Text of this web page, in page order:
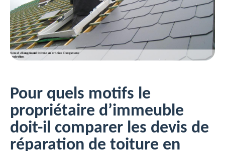
Pour quels motifs le
propriétaire d’immeuble
doit-il comparer les devis de
réparation de toiture en